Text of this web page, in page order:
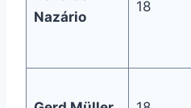
Nazário
18